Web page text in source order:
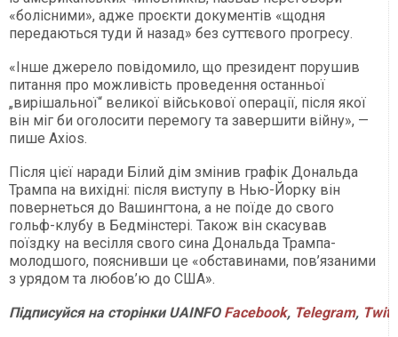
«болісними», адже проєкти документів «щодня
передаються туди й назад» без суттєвого прогресу.
«Інше джерело повідомило, що президент порушив
питання про можливість проведення останньої
„вирішальної“ великої військової операції, після якої
він міг би оголосити перемогу та завершити війну», —
пише Axios.
Після цієї наради Білий дім змінив графік Дональда
Трампа на вихідні: після виступу в Нью-Йорку він
повернеться до Вашингтона, а не поїде до свого
гольф-клубу в Бедмінстері. Також він скасував
поїздку на весілля свого сина Дональда Трампа-
молодшого, пояснивши це «обставинами, пов’язаними
з урядом та любов’ю до США».
ПідписуйсянасторінкиUAINFO Facebook, Telegram,